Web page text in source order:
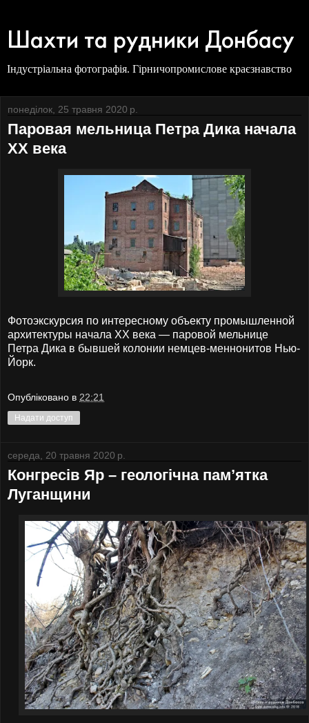
Шахти та рудники Донбасу
Індустріальна фотографія. Гірничопромислове краєзнавство
понеділок, 25 травня 2020 р.
Паровая мельница Петра Дика начала
XX века
Фотоэкскурсия по интересному объекту промышленной
архитектуры начала XX века — паровой мельнице
Петра Дика в бывшей колонии немцев-меннонитов Нью-
Йорк.
Опубліковано в 22:21
Надати доступ
середа, 20 травня 2020 р.
Конгресів Яр – геологічна пам’ятка
Луганщини